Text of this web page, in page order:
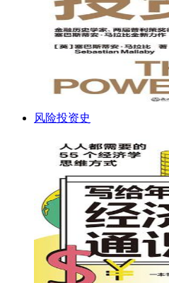
风险投资史